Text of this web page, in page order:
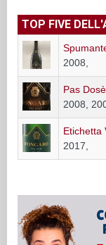
TOP FIVE
2008,
Pas
2008,
Etichetta
2017,